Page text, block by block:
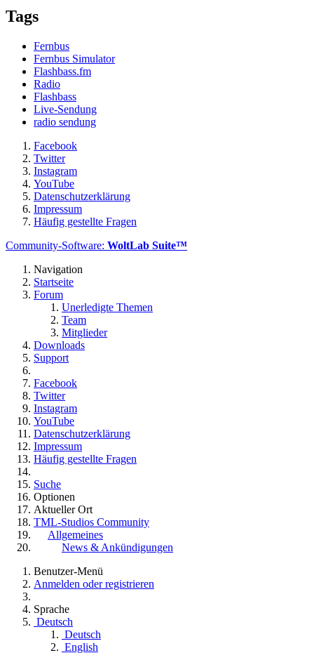
Tags
Fernbus
Fernbus Simulator
Flashbass.fm
Radio
Flashbass
Live-Sendung
radio sendung
Facebook
Twitter
Instagram
YouTube
Datenschutzerklärung
Impressum
Häufig gestellte Fragen
Community-Software: WoltLab Suite™
Navigation
Startseite
Forum
Unerledigte Themen
Team
Mitglieder
Downloads
Support
Facebook
Twitter
Instagram
YouTube
Datenschutzerklärung
Impressum
Häufig gestellte Fragen
Suche
Optionen
Aktueller Ort
TML-Studios Community
Allgemeines
News & Ankündigungen
Benutzer-Menü
Anmelden oder registrieren
Sprache
Deutsch
Deutsch
English